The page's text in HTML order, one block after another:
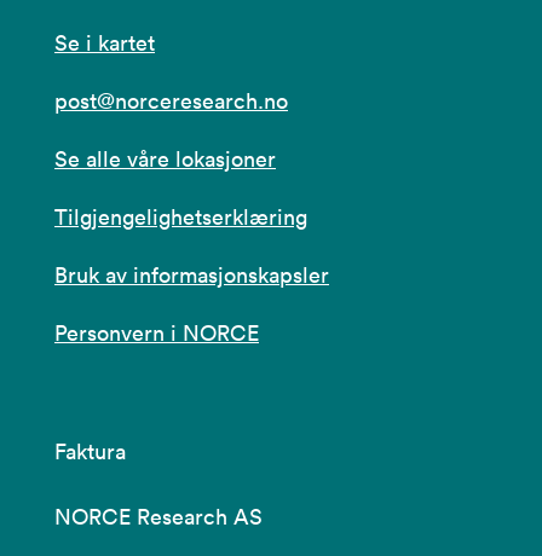
Se i kartet
post@norceresearch.no
Se alle våre lokasjoner
Tilgjengelighetserklæring
Bruk av informasjonskapsler
Personvern i NORCE
Faktura
NORCE Research AS